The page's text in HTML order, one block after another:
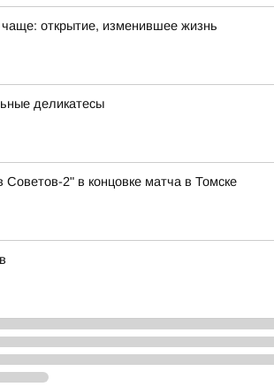
открытие, изменившее жизнь
деликатесы
2" в концовке матча в Томске